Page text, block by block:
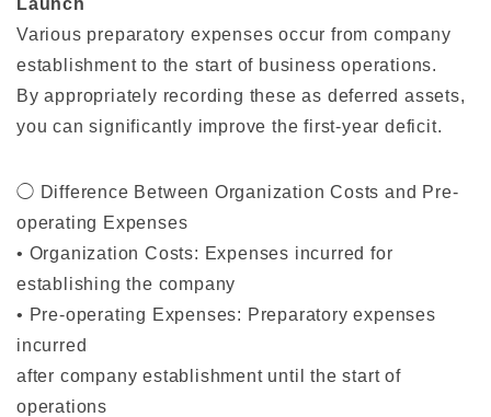
Launch
Various preparatory expenses occur from company
establishment to the start of business operations.
By appropriately recording these as deferred assets,
you can significantly improve the first-year deficit.
◯ Difference Between Organization Costs and Pre-
operating Expenses
• Organization Costs: Expenses incurred for
establishing the company
• Pre-operating Expenses: Preparatory expenses
incurred
after company establishment until the start of
operations